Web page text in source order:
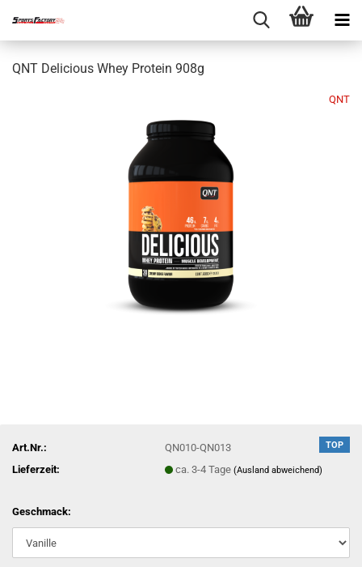
QNT Delicious Whey Protein 908g
QNT
TOP
Art.Nr.:
QN010-QN013
Lieferzeit:
ca. 3-4 Tage(Ausland abweichend)
Geschmack: